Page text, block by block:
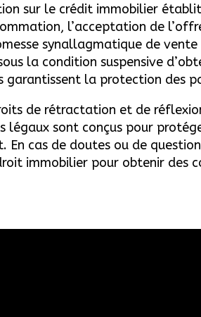
sur le crédit immobilier
l’acceptation de
synallagmatique de
la condition suspensive
garantissent la protection des
de rétractation et de
légaux sont conçus pour
En cas de doutes ou de
immobilier pour obtenir des